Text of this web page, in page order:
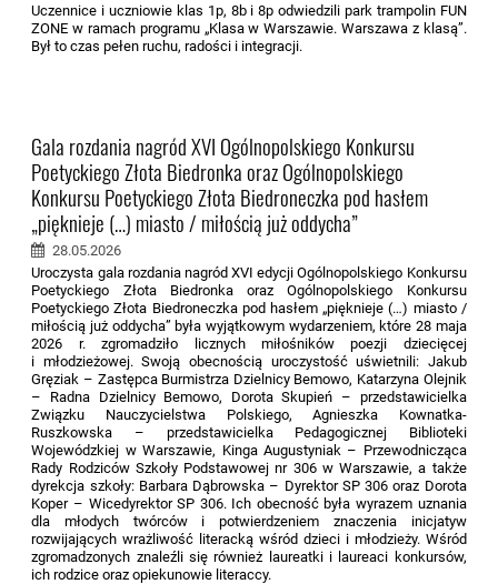
Uczennice i uczniowie klas 1p, 8b i 8p odwiedzili park trampolin FUN
ZONE w ramach programu „Klasa w Warszawie. Warszawa z klasą”.
Był to czas pełen ruchu, radości i integracji.
Gala rozdania nagród XVI Ogólnopolskiego Konkursu
Poetyckiego Złota Biedronka oraz Ogólnopolskiego
Konkursu Poetyckiego Złota Biedroneczka pod hasłem
„pięknieje (…) miasto / miłością już oddycha”
28.05.2026
Uroczysta gala rozdania nagród XVI edycji Ogólnopolskiego Konkursu
Poetyckiego Złota Biedronka oraz Ogólnopolskiego Konkursu
Poetyckiego Złota Biedroneczka pod hasłem „pięknieje (…) miasto /
miłością już oddycha” była wyjątkowym wydarzeniem, które 28 maja
2026 r. zgromadziło licznych miłośników poezji dziecięcej
i młodzieżowej. Swoją obecnością uroczystość uświetnili: Jakub
Gręziak – Zastępca Burmistrza Dzielnicy Bemowo, Katarzyna Olejnik
– Radna Dzielnicy Bemowo, Dorota Skupień – przedstawicielka
Związku Nauczycielstwa Polskiego, Agnieszka Kownatka-
Ruszkowska – przedstawicielka Pedagogicznej Biblioteki
Wojewódzkiej w Warszawie, Kinga Augustyniak – Przewodnicząca
Rady Rodziców Szkoły Podstawowej nr 306 w Warszawie, a także
dyrekcja szkoły: Barbara Dąbrowska – Dyrektor SP 306 oraz Dorota
Koper – Wicedyrektor SP 306. Ich obecność była wyrazem uznania
dla młodych twórców i potwierdzeniem znaczenia inicjatyw
rozwijających wrażliwość literacką wśród dzieci i młodzieży. Wśród
zgromadzonych znaleźli się również laureatki i laureaci konkursów,
ich rodzice oraz opiekunowie literaccy.